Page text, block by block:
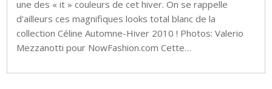
une des « it » couleurs de cet hiver. On se rappelle
d'ailleurs ces magnifiques looks total blanc de la
collection Céline Automne-Hiver 2010 ! Photos: Valerio
Mezzanotti pour NowFashion.com Cette…